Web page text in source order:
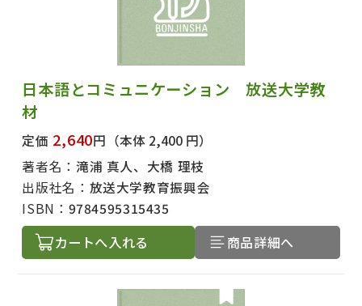
日本語とコミュニケーション 放送大学教
材
定価 2,640円 （本体 2,400 円）
著者名： 滝浦 真人、大橋 理枝
出版社名： 放送大学教育振興会
ISBN： 9784595315435
カートへ入れる 商品詳細へ